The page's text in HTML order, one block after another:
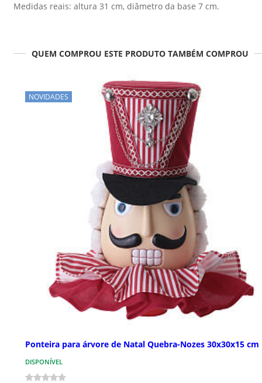
Medidas reais: altura 31 cm, diâmetro da base 7 cm.
QUEM COMPROU ESTE PRODUTO TAMBÉM COMPROU
NOVIDADES
Ponteira para árvore de Natal Quebra-Nozes 30x30x15 cm
DISPONÍVEL